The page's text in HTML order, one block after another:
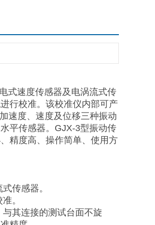
式速度传感器及电涡流式传
行校准。该校准仪内部可产
速度、速度及位移三种振动
平传感器。GJX-3型振动传
精度高、操作简单、使用方
传感器。
。
其连接的测试台面不旋